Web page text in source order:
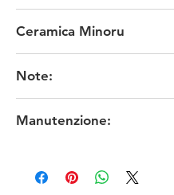
cm - bacchetta lunghezza cm 22
PROVENIENZA: Giappone -
Ceramica Minoru
giapponese) fa riferimento alle
Mizunami e Kani. Attualmente, la
ceramica 2017).
Note:
in funzione delle impostazioni
ますよう、お願い致します。
Manutenzione: